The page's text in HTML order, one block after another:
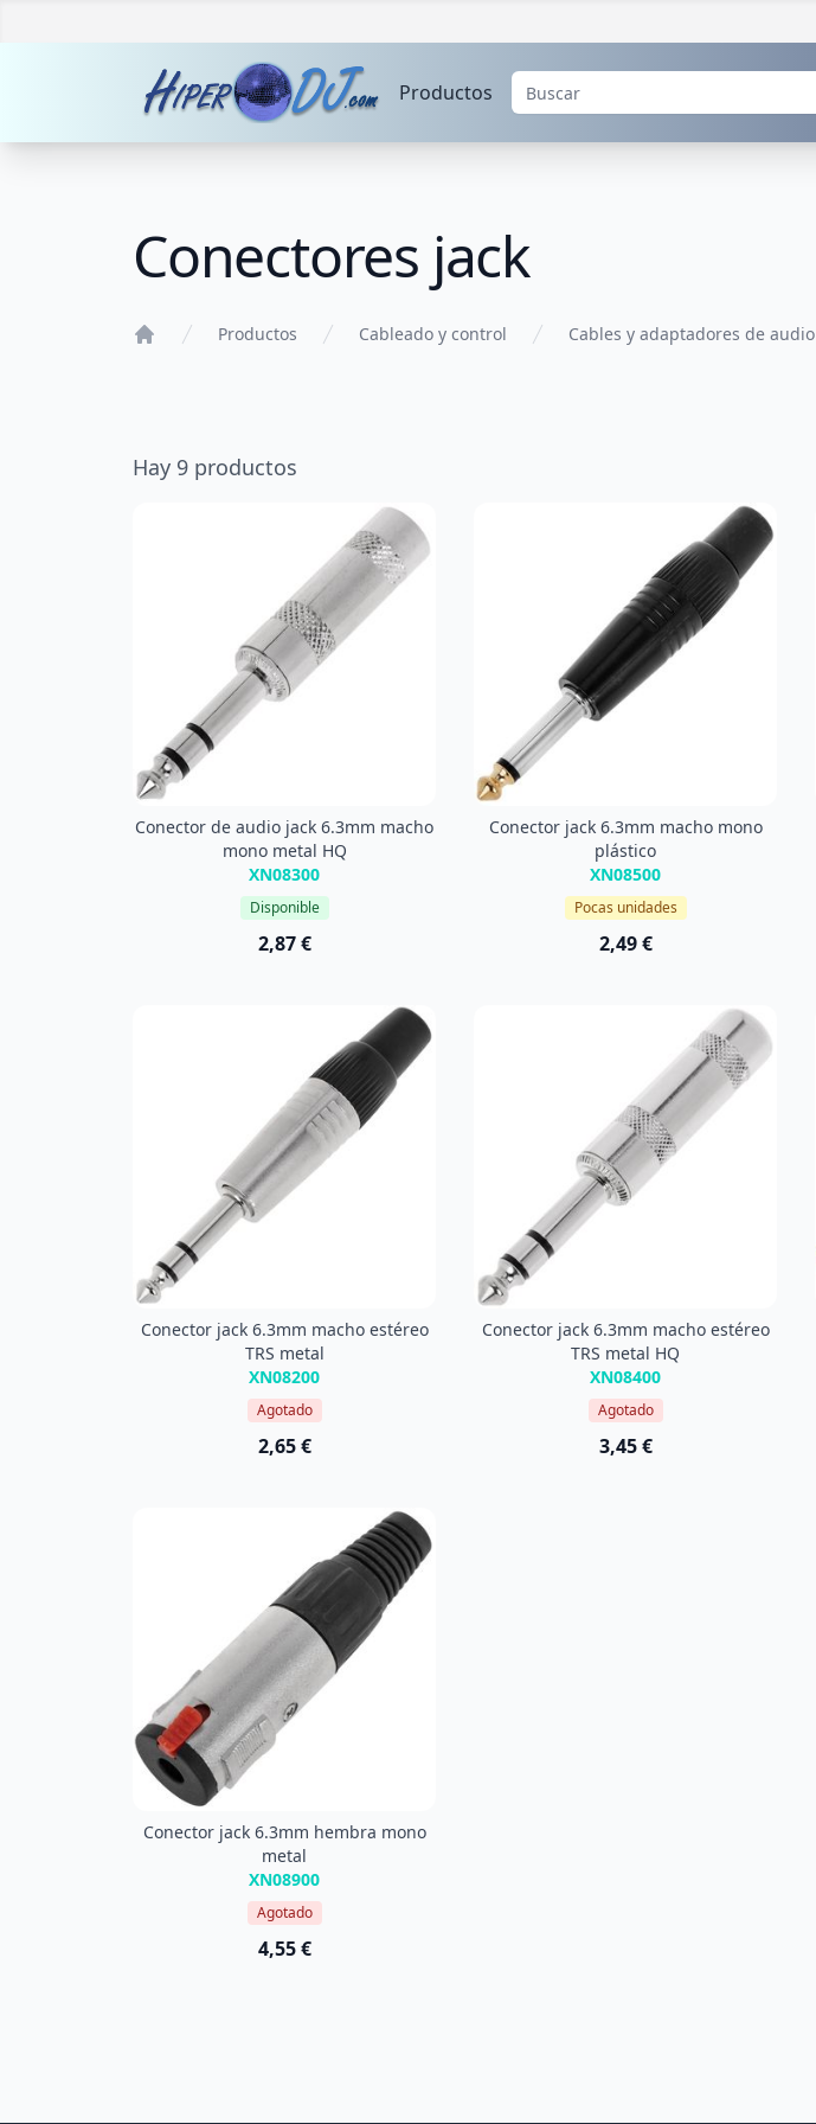
Productos
Conectores jack
Productos Cableado y control Cables y adaptadores de audio
Hay 9 productos
Conector de audio jack 6.3mm macho
mono metal HQ
XN08300
Disponible
2,87 €
Conector jack 6.3mm macho mono
plástico
XN08500
Pocas unidades
2,49 €
Conector jack 6.3mm macho estéreo
TRS metal
XN08200
Agotado
2,65 €
Conector jack 6.3mm macho estéreo
TRS metal HQ
XN08400
Agotado
3,45 €
Conector jack 6.3mm hembra mono
metal
XN08900
Agotado
4,55 €